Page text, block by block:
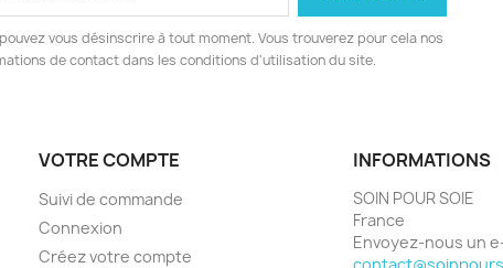
vous désinscrire à tout moment. Vous trouverez pour cela nos
de contact dans les conditions d'utilisation du site.
VOTRE COMPTE
Suivi de commande
Connexion
Créez votre compte
INFORMATIONS
SOIN POUR SOIE
France
Envoyez-nous un